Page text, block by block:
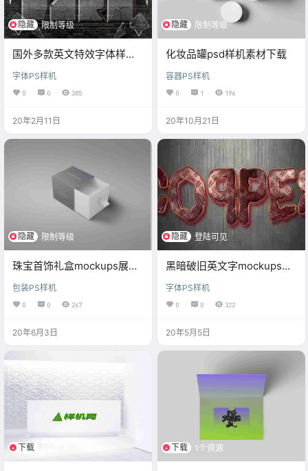
隐藏 限制等级
国外多款英文特效字体样机
素材下载
字体PS样机
0 0 385
20年2月11日
隐藏 限制等级
化妆品罐psd样机素材下载
容器PS样机
0 1 196
20年10月21日
隐藏 限制等级
珠宝首饰礼盒mockups展示
包装PS样机
0 0 267
20年6月3日
隐藏 登陆可见
黑暗破旧英文字mockups素
字体PS样机
0 0 322
20年5月5日
下载 下载 1个资源